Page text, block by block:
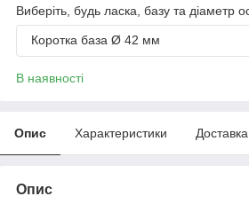
Виберіть, будь ласка, базу та діаметр
Коротка база Ø 42 мм
В наявності
Опис Характеристики Доставка
Опис